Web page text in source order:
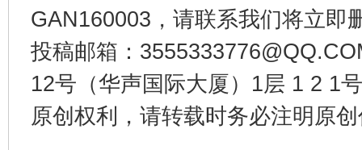
GAN160003，请联系我们将立即
投稿邮箱：
12号（华声国际大厦）1层 1 2 1
原创权利，请转载时务必注明原